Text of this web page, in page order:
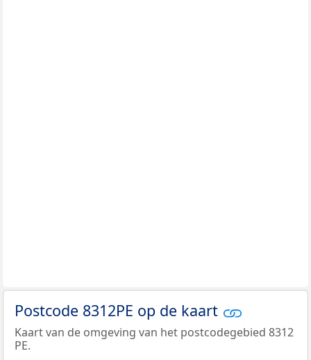
Postcode 8312PE op de kaart
Kaart van de omgeving van het postcodegebied 8312
PE.